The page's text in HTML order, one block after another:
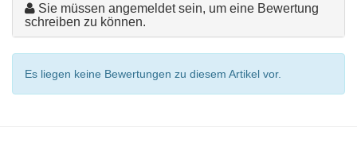
Sie müssen angemeldet sein, um eine Bewertung
schreiben zu können.
Es liegen keine Bewertungen zu diesem Artikel vor.